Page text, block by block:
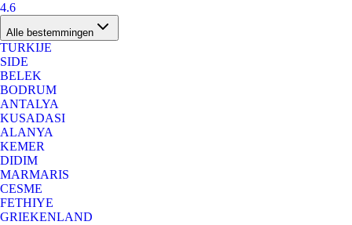
4.6
Alle bestemmingen
TURKIJE
SIDE
BELEK
BODRUM
ANTALYA
KUSADASI
ALANYA
KEMER
DIDIM
MARMARIS
CESME
FETHIYE
GRIEKENLAND